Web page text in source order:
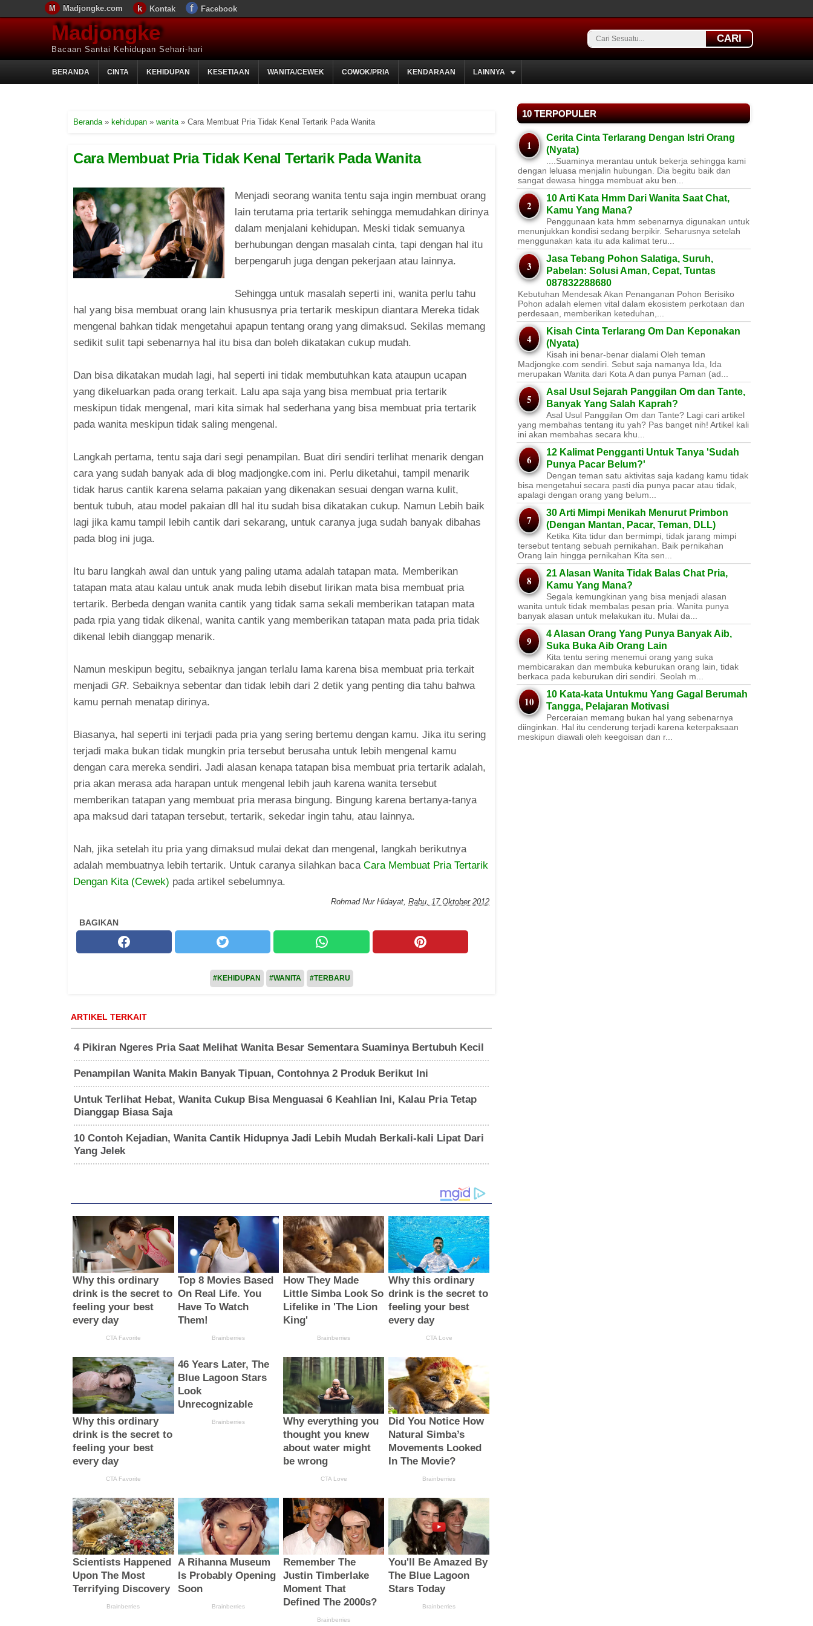
Madjongke.com Kontak Facebook
Madjongke
Bacaan Santai Kehidupan Sehari-hari
CARI
BERANDA CINTA KEHIDUPAN KESETIAAN WANITA/CEWEK COWOK/PRIA KENDARAAN LAINNYA
Beranda» kehidupan » wanita» Cara Membuat Pria Tidak Kenal Tertarik Pada Wanita
Cara Membuat Pria Tidak Kenal Tertarik Pada Wanita
Menjadi seorang wanita tentu saja ingin membuat orang
lain terutama pria tertarik sehingga memudahkan dirinya
dalam menjalani kehidupan. Meski tidak semuanya
berhubungan dengan masalah cinta, tapi dengan hal itu
berpengaruh juga dengan pekerjaan atau lainnya.
Sehingga untuk masalah seperti ini, wanita perlu tahu
hal yang bisa membuat orang lain khususnya pria tertarik meskipun diantara Mereka tidak
mengenal bahkan tidak mengetahui apapun tentang orang yang dimaksud. Sekilas memang
sedikit sulit tapi sebenarnya hal itu bisa dan boleh dikatakan cukup mudah.
Dan bisa dikatakan mudah lagi, hal seperti ini tidak membutuhkan kata ataupun ucapan
yang dikeluarkan pada orang terkait. Lalu apa saja yang bisa membuat pria tertarik
meskipun tidak mengenal, mari kita simak hal sederhana yang bisa membuat pria tertarik
pada wanita meskipun tidak saling mengenal.
Langkah pertama, tentu saja dari segi penampilan. Buat diri sendiri terlihat menarik dengan
cara yang sudah banyak ada di blog madjongke.com ini. Perlu diketahui, tampil menarik
tidak harus cantik karena selama pakaian yang dikenakan sesuai dengan warna kulit,
bentuk tubuh, atau model pakaian dll hal itu sudah bisa dikatakan cukup. Namun Lebih baik
lagi jika kamu tampil lebih cantik dari sekarang, untuk caranya juga sudah banyak dibahas
pada blog ini juga.
Itu baru langkah awal dan untuk yang paling utama adalah tatapan mata. Memberikan
tatapan mata atau kalau untuk anak muda lebih disebut lirikan mata bisa membuat pria
tertarik. Berbeda dengan wanita cantik yang tidak sama sekali memberikan tatapan mata
pada rpia yang tidak dikenal, wanita cantik yang memberikan tatapan mata pada pria tidak
dikenal lebih dianggap menarik.
Namun meskipun begitu, sebaiknya jangan terlalu lama karena bisa membuat pria terkait
menjadi GR. Sebaiknya sebentar dan tidak lebih dari 2 detik yang penting dia tahu bahwa
kamu pernah menatap dirinya.
Biasanya, hal seperti ini terjadi pada pria yang sering bertemu dengan kamu. Jika itu sering
terjadi maka bukan tidak mungkin pria tersebut berusaha untuk lebih mengenal kamu
dengan cara mereka sendiri. Jadi alasan kenapa tatapan bisa membuat pria tertarik adalah,
pria akan merasa ada harapan untuk mengenal lebih jauh karena wanita tersebut
memberikan tatapan yang membuat pria merasa bingung. Bingung karena bertanya-tanya
apa maksud dari tatapan tersebut, tertarik, sekedar ingin tahu, atau lainnya.
Nah, jika setelah itu pria yang dimaksud mulai dekat dan mengenal, langkah berikutnya
adalah membuatnya lebih tertarik. Untuk caranya silahkan baca Cara Membuat Pria Tertarik
Dengan Kita (Cewek) pada artikel sebelumnya.
Rohmad Nur Hidayat, Rabu, 17 Oktober 2012
BAGIKAN
#KEHIDUPAN #WANITA #TERBARU
ARTIKEL TERKAIT
4 Pikiran Ngeres Pria Saat Melihat Wanita Besar Sementara Suaminya Bertubuh Kecil
Penampilan Wanita Makin Banyak Tipuan, Contohnya 2 Produk Berikut Ini
Untuk Terlihat Hebat, Wanita Cukup Bisa Menguasai 6 Keahlian Ini, Kalau Pria Tetap
Dianggap Biasa Saja
10 Contoh Kejadian, Wanita Cantik Hidupnya Jadi Lebih Mudah Berkali-kali Lipat Dari
Yang Jelek
10 TERPOPULER
Cerita Cinta Terlarang Dengan Istri Orang
(Nyata)
....Suaminya merantau untuk bekerja sehingga kami
dengan leluasa menjalin hubungan. Dia begitu baik dan
sangat dewasa hingga membuat aku ben...
10 Arti Kata Hmm Dari Wanita Saat Chat,
Kamu Yang Mana?
Penggunaan kata hmm sebenarnya digunakan untuk
menunjukkan kondisi sedang berpikir. Seharusnya setelah
menggunakan kata itu ada kalimat teru...
Jasa Tebang Pohon Salatiga, Suruh,
Pabelan: Solusi Aman, Cepat, Tuntas
087832288680
Kebutuhan Mendesak Akan Penanganan Pohon Berisiko ​
Pohon adalah elemen vital dalam ekosistem perkotaan dan
perdesaan, memberikan keteduhan,...
Kisah Cinta Terlarang Om Dan Keponakan
(Nyata)
Kisah ini benar-benar dialami Oleh teman
Madjongke.com sendiri. Sebut saja namanya Ida, Ida
merupakan Wanita dari Kota A dan punya Paman (ad...
Asal Usul Sejarah Panggilan Om dan Tante,
Banyak Yang Salah Kaprah?
Asal Usul Panggilan Om dan Tante? Lagi cari artikel
yang membahas tentang itu yah? Pas banget nih! Artikel kali
ini akan membahas secara khu...
12 Kalimat Pengganti Untuk Tanya 'Sudah
Punya Pacar Belum?'
Dengan teman satu aktivitas saja kadang kamu tidak
bisa mengetahui secara pasti dia punya pacar atau tidak,
apalagi dengan orang yang belum...
30 Arti Mimpi Menikah Menurut Primbon
(Dengan Mantan, Pacar, Teman, DLL)
Ketika Kita tidur dan bermimpi, tidak jarang mimpi
tersebut tentang sebuah pernikahan. Baik pernikahan
Orang lain hingga pernikahan Kita sen...
21 Alasan Wanita Tidak Balas Chat Pria,
Kamu Yang Mana?
Segala kemungkinan yang bisa menjadi alasan
wanita untuk tidak membalas pesan pria. Wanita punya
banyak alasan untuk melakukan itu. Mulai da...
4 Alasan Orang Yang Punya Banyak Aib,
Suka Buka Aib Orang Lain
Kita tentu sering menemui orang yang suka
membicarakan dan membuka keburukan orang lain, tidak
berkaca pada keburukan diri sendiri. Seolah m...
10 Kata-kata Untukmu Yang Gagal Berumah
Tangga, Pelajaran Motivasi
Perceraian memang bukan hal yang sebenarnya
diinginkan. Hal itu cenderung terjadi karena keterpaksaan
meskipun diawali oleh keegoisan dan r...